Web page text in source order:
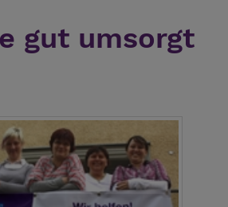
gut umsorgt